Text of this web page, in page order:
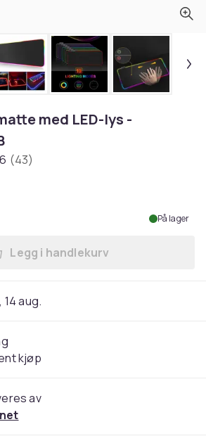
med LED-lys -
(43)
På lager
Legg Gaming Musematte
Legg i handlekurv
14 aug.
kjøp
av